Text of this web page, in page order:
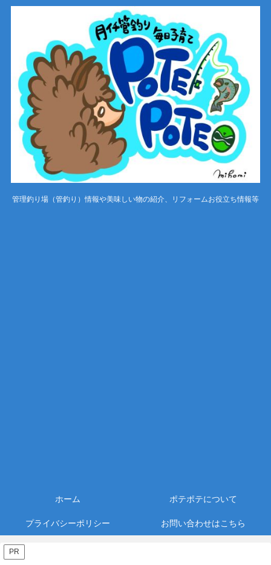
管理釣り場（管釣り）情報や美味しい物の紹介、リフォームお役立ち情報等
ホーム ポテポテについて
プライバシーポリシー お問い合わせはこちら
PR